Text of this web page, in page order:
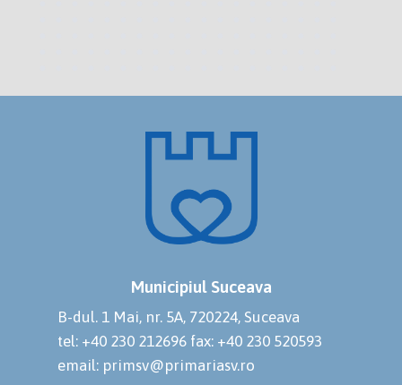
Municipiul Suceava
B-dul. 1 Mai, nr. 5A, 720224, Suceava
tel: +40 230 212696 fax: +40 230 520593
email: primsv@primariasv.ro